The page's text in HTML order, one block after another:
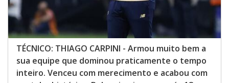
TÉCNICO: THIAGO CARPINI - Armou muito bem a
sua equipe que dominou praticamente o tempo
inteiro. Venceu com merecimento e acabou com